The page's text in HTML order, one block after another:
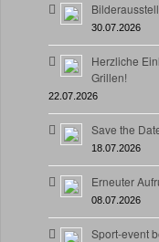
30.07.2026
Herzliche
Grillen!
22.07.2026
Save the
18.07.2026
Erneuter
08.07.2026
Sport-event